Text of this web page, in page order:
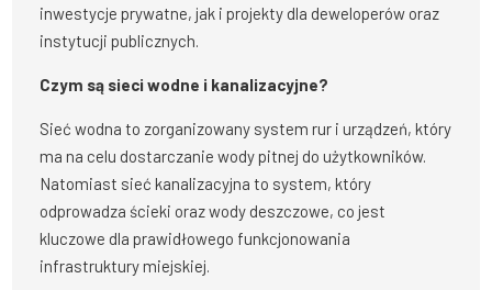
inwestycje prywatne, jak i projekty dla deweloperów oraz
instytucji publicznych.
Czym są sieci wodne i kanalizacyjne?
Sieć wodna to zorganizowany system rur i urządzeń, który
ma na celu dostarczanie wody pitnej do użytkowników.
Natomiast sieć kanalizacyjna to system, który
odprowadza ścieki oraz wody deszczowe, co jest
kluczowe dla prawidłowego funkcjonowania
infrastruktury miejskiej.